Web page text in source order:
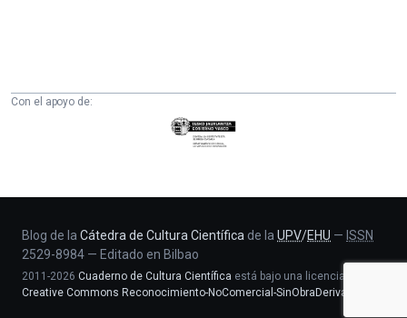
Con el apoyo de:
Eusko
Jaurlaritza
eta
Berrikuntza
saila
Blog de la Cátedra de Cultura Científica de la UPV/EHU — ISSN
2529-8984 — Editado en Bilbao
2011-2026 Cuaderno de Cultura Científica está bajo una licencia
Creative Commons Reconocimiento-NoComercial-SinObraDerivada 4.0